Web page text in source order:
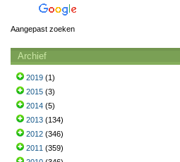
Aangepast zoeken
Archief
2019 (1)
2015 (3)
2014 (5)
2013 (134)
2012 (346)
2011 (359)